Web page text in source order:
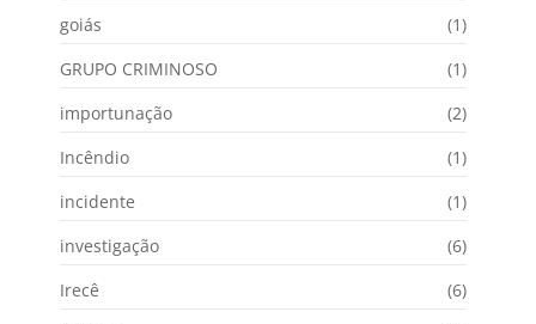
goiás
(1)
GRUPO CRIMINOSO
(1)
importunação
(2)
Incêndio
(1)
incidente
(1)
investigação
(6)
Irecê
(6)